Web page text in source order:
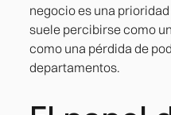
negocio es una
suele percibirse como
como una pérdida de
departamentos.